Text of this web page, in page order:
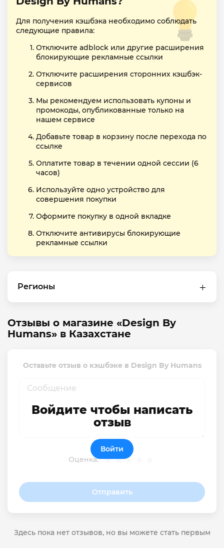
Для получения кэшбэка необходимо соблюдать
следующие правила:
Отключите adblock или другие расширения
блокирующие рекламные ссылки
Отключите расширения сторонних кэшбэк-
сервисов
Мы рекомендуем использовать купоны и
промокоды, опубликованные только на
нашем сервисе
Добавьте товар в корзину после перехода по
ссылке
Оплатите товар в течении одной сессии (6
часов)
Используйте одно устройство для
совершения покупки
Оформите покупку в одной вкладке
Отключите антивирусы блокирующие
рекламные ссылки
Регионы
Отзывы о магазине «Design By
Humans» в Казахстане
Оставьте отзыв о кэшбэке в Design By Humans
Оценка:
Отправить
Войдите чтобы написать
отзыв
Войти
Здесь пока нет отзывов, но вы можете стать первым